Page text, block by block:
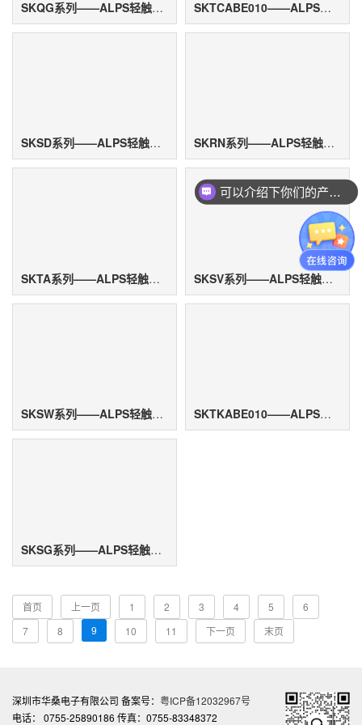
SKQG系列——ALPS轻触开关 SKTCABE010——ALPS轻触开关
SKSD系列——ALPS轻触开关 SKRN系列——ALPS轻触开关
SKTA系列——ALPS轻触开关 SKSV系列——ALPS轻触开关
SKSW系列——ALPS轻触开关 SKTKABE010——ALPS轻触开关
SKSG系列——ALPS轻触开关
首页 上一页 1 2 3 4 5
6
7
8 9 10 11 下一页 末页
深圳市华桑电子有限公司 备案号： 粤ICP备12032967号
电话： 0755-25890186 传真：0755-83348372